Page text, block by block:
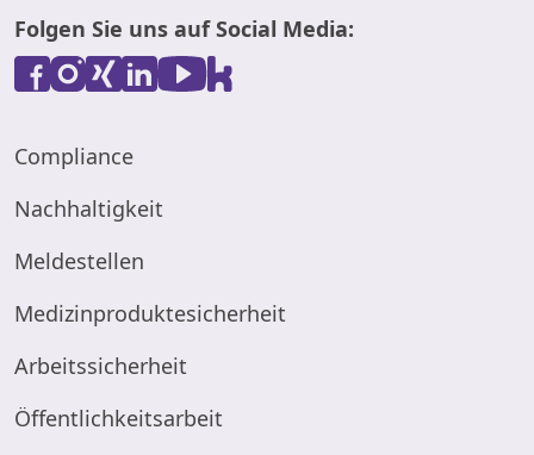
Folgen Sie uns auf Social Media:
Compliance
Nachhaltigkeit
Meldestellen
Medizinproduktesicherheit
Arbeitssicherheit
Öffentlichkeitsarbeit